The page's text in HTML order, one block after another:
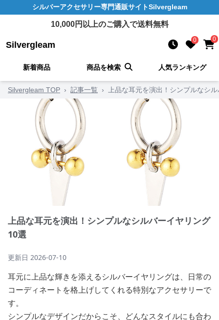
シルバーアクセサリー専門通販サイトSilvergleam
10,000円以上のご購入で送料無料
Silvergleam 0 0
新着商品 商品を検索 人気ランキング
Silvergleam TOP › 記事一覧 › 上品な耳元を演出！シンプルなシ
上品な耳元を演出！シンプルなシルバーイヤリング
10選
更新日 2026-07-10
耳元に上品な輝きを添えるシルバーイヤリングは、日常の
コーディネートを格上げしてくれる特別なアクセサリーで
す。
シンプルなデザインだからこそ、どんなスタイルにも合わ